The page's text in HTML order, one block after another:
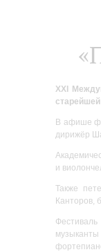
XXI
В афише
дирижёр
и
Также
Канторов,